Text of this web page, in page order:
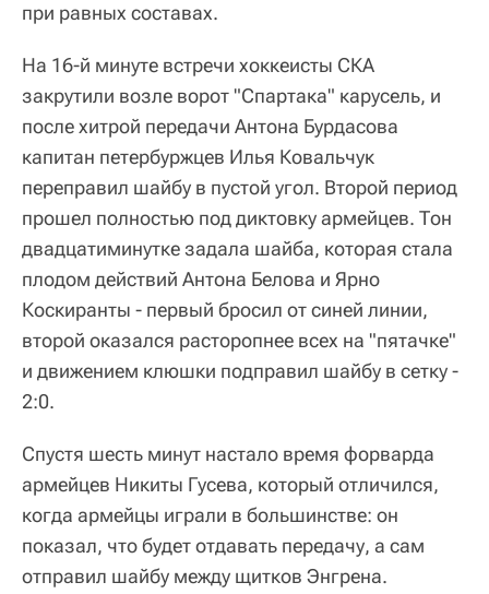
при равных составах.
На 16-й минуте встречи хоккеисты СКА
закрутили возле ворот "Спартака" карусель, и
после хитрой передачи Антона Бурдасова
капитан петербуржцев Илья Ковальчук
переправил шайбу в пустой угол. Второй период
прошел полностью под диктовку армейцев. Тон
двадцатиминутке задала шайба, которая стала
плодом действий Антона Белова и Ярно
Коскиранты - первый бросил от синей линии,
второй оказался расторопнее всех на "пятачке"
и движением клюшки подправил шайбу в сетку -
2:0.
Спустя шесть минут настало время форварда
армейцев Никиты Гусева, который отличился,
когда армейцы играли в большинстве: он
показал, что будет отдавать передачу, а сам
отправил шайбу между щитков Энгрена.